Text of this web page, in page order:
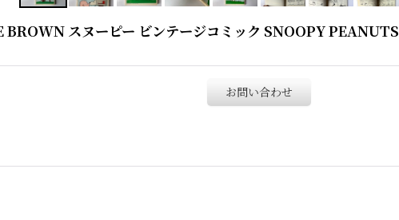
スヌーピー ビンテージコミック SNOOPY PEANUTS
お問い合わせ